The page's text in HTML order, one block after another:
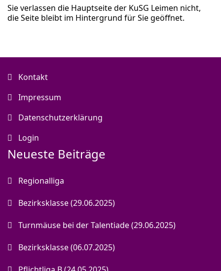
Sie verlassen die Hauptseite der KuSG Leimen nicht,
die Seite bleibt im Hintergrund für Sie geöffnet.
Kontakt
Impressum
Datenschutzerklärung
Login
Neueste Beiträge
Regionalliga
Bezirksklasse (29.06.2025)
Turnmäuse bei der Talentiade (29.06.2025)
Bezirksklasse (06.07.2025)